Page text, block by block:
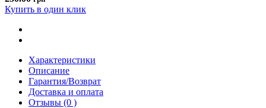
Купить в один клик
Характеристики
Описание
Гарантия/Возврат
Доставка и оплата
Отзывы (0 )